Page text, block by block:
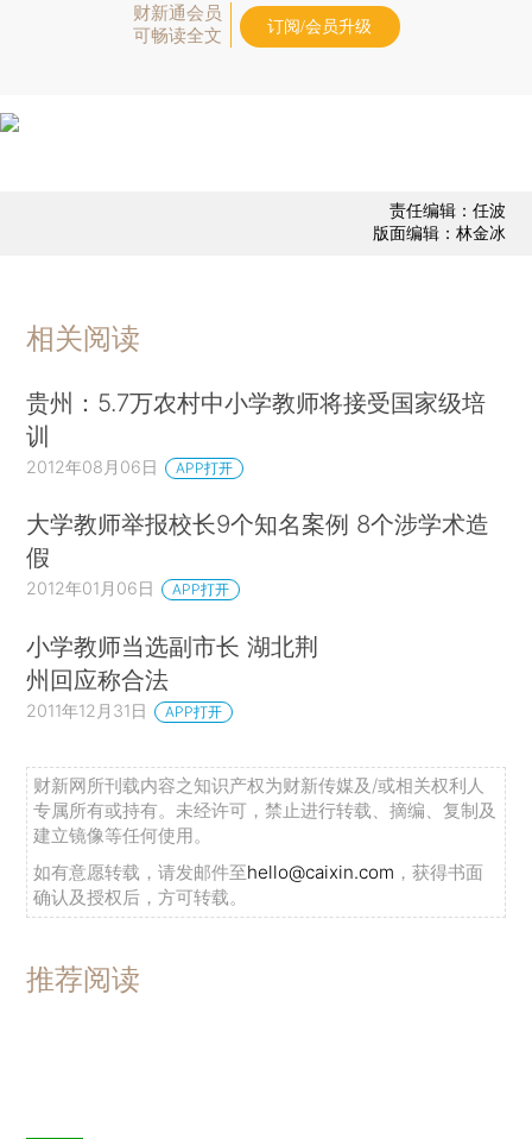
财新通会员
可畅读全文
订阅/会员升级
责任编辑：任波
版面编辑：林金冰
相关阅读
贵州：5.7万农村中小学教师将接受国家级培
训
2012年08月06日 APP打开
大学教师举报校长9个知名案例 8个涉学术造
假
2012年01月06日 APP打开
小学教师当选副市长 湖北荆
州回应称合法
2011年12月31日 APP打开
财新网所刊载内容之知识产权为财新传媒及/或相关权利人
专属所有或持有。未经许可，禁止进行转载、摘编、复制及
建立镜像等任何使用。
如有意愿转载，请发邮件至hello@caixin.com ，获得书面
确认及授权后，方可转载。
推荐阅读